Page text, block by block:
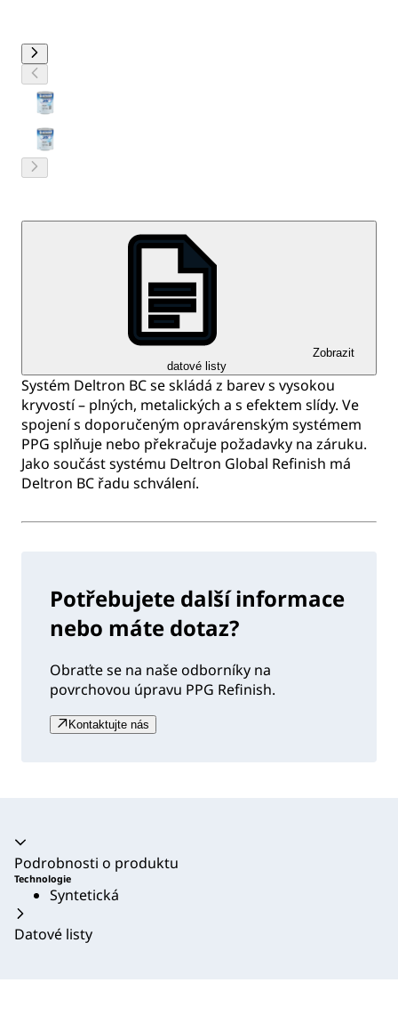
Zobrazit
datové listy
Systém Deltron BC se skládá z barev s vysokou
kryvostí – plných, metalických a s efektem slídy. Ve
spojení s doporučeným opravárenským systémem
PPG splňuje nebo překračuje požadavky na záruku.
Jako součást systému Deltron Global Refinish má
Deltron BC řadu schválení.
Potřebujete další informace
nebo máte dotaz?
Obraťte se na naše odborníky na
povrchovou úpravu PPG Refinish.
Kontaktujte nás
Akordeon se zhroutil
Podrobnosti o produktu
Technologie
Syntetická
Datové listy